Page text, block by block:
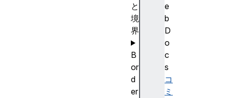
e
b
D
o
c
s
コ
ミ
と
境
界
B
or
d
er